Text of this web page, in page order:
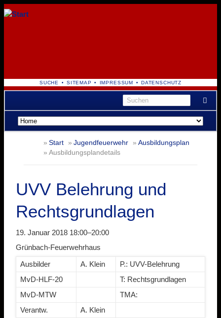
NAVIGATION
ÜBERSPRINGEN
SUCHE SITEMAP IMPRESSUM DATENSCHUTZ
Navigation
überspringen
Start Jugendfeuerwehr
Ausbildungsplan
Ausbildungsplandetails
UVV Belehrung und
Rechtsgrundlagen
19. Januar 2018 18:00–20:00
Grünbach-Feuerwehrhaus
Ausbilder A. Klein
P.: UVV-Belehrung
MvD-HLF-20
T: Rechtsgrundlagen
MvD-MTW
TMA:
Verantw.
A. Klein